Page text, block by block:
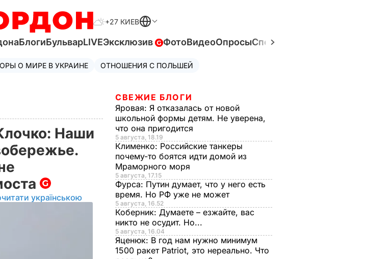
+27 КИЕВ
БлогиБульварLIVEЭксклюзив ФотоВидеоОпросыСпецпроекты
О МИРЕ В УКРАИНЕ ОТНОШЕНИЯ С ПОЛЬШЕЙ
Наши
українською
СВЕЖИЕ БЛОГИ
Яровая: Я отказалась от новой
школьной формы детям. Не уверена,
что она пригодится
5 августа, 18.19
Клименко: Российские танкеры
почему-то боятся идти домой из
Мраморного моря
5 августа, 17.15
Фурса: Путин думает, что у него есть
время. Но РФ уже не может
5 августа, 16.52
Коберник: Думаете – езжайте, вас
никто не осудит. Но...
5 августа, 16.04
Яценюк: В год нам нужно минимум
1500 ракет Patriot, это нереально. Что